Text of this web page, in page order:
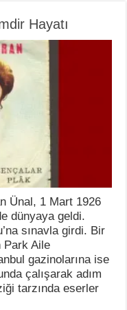
Hayatı
Ünal, 1 Mart 1926
dünyaya geldi.
sınavla girdi. Bir
Park Aile
gazinolarına ise
çalışarak adım
tarzında eserler